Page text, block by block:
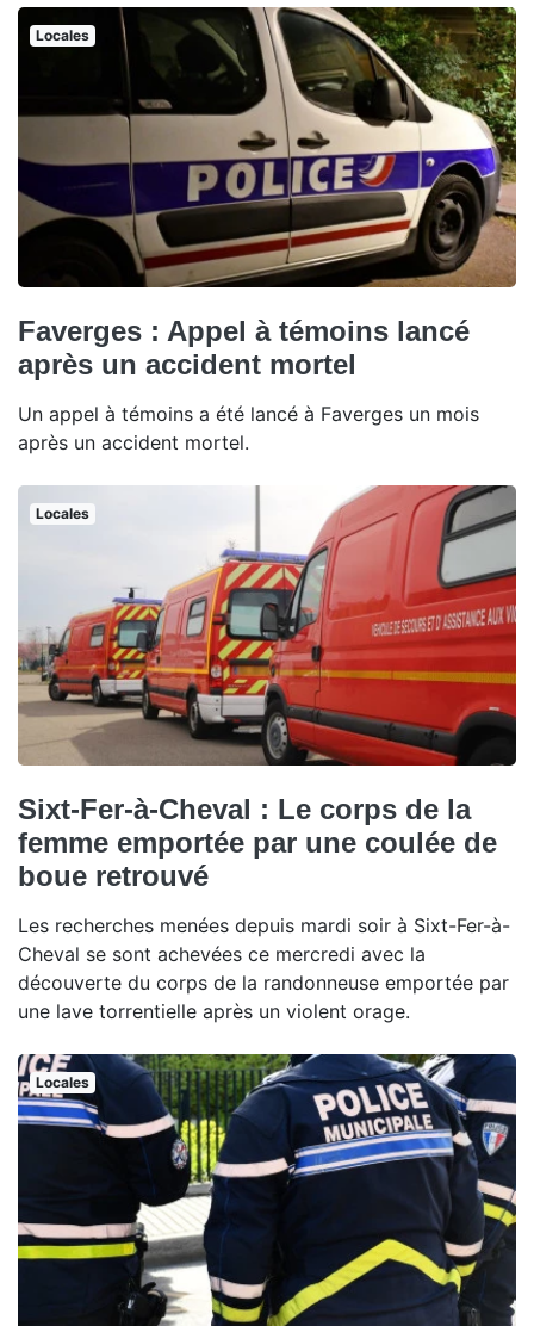
Locales
Faverges : Appel à témoins lancé
après un accident mortel
Un appel à témoins a été lancé à Faverges un mois
après un accident mortel.
Locales
Sixt-Fer-à-Cheval : Le corps de la
femme emportée par une coulée de
boue retrouvé
Les recherches menées depuis mardi soir à Sixt-Fer-à-
Cheval se sont achevées ce mercredi avec la
découverte du corps de la randonneuse emportée par
une lave torrentielle après un violent orage.
Locales